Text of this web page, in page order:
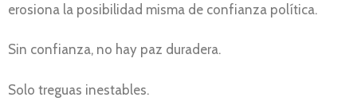
erosiona la posibilidad misma de confianza política.
Sin confianza, no hay paz duradera.
Solo treguas inestables.